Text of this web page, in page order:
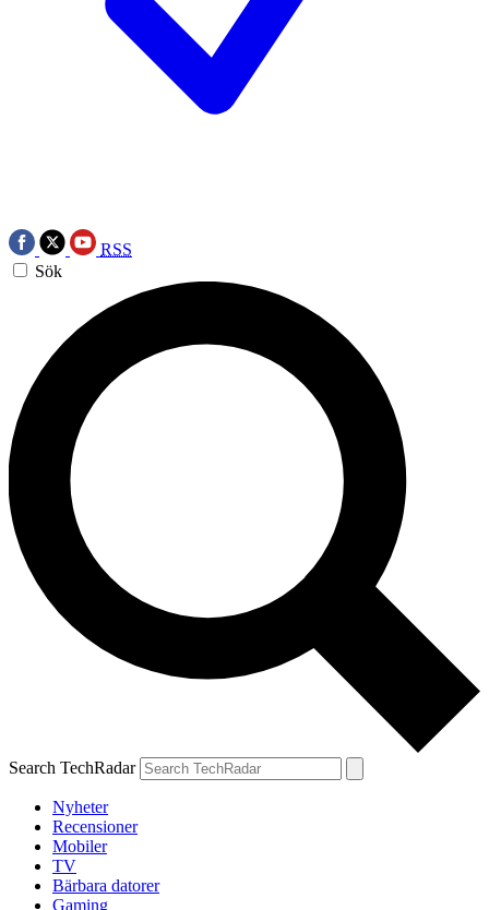
RSS
Sök
Search TechRadar
Nyheter
Recensioner
Mobiler
TV
Bärbara datorer
Gaming